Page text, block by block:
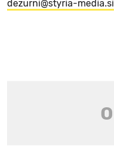
dezurni@styria-media.si